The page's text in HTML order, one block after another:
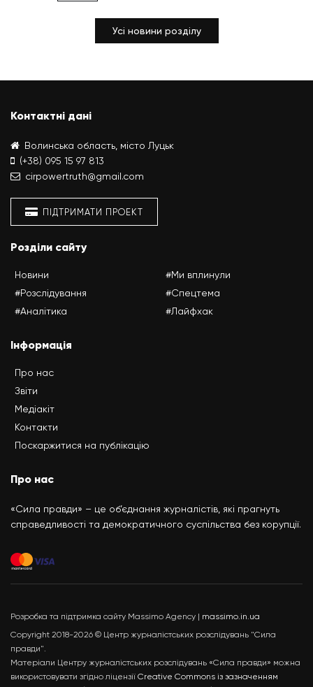
Усі новини розділу
Контактні дані
Волинська область, місто Луцьк
(+38) 095 15 97 813
cirpowertruth@gmail.com
ПІДТРИМАТИ ПРОЕКТ
Розділи сайту
Новини
#Розслідування
#Аналітика
#Ми вплинули
#Спецтема
#Лайфхак
Інформація
Про нас
Звіти
Медіакіт
Контакти
Поскаржитися на публікацію
Про нас
«Сила правди» – це об’єднання журналістів, які прагнуть
справедливості та демократичного суспільства без корупції.
Розробка та підтримка сайту Massimo Agency | massimo.in.ua
Copyright 2018-2026 © Центр журналістських розслідувань "Сила
правди".
Матеріали Центру журналістських розслідувань «Сила правди» можна
використовувати згідно ліцензії Creative Commons із зазначенням